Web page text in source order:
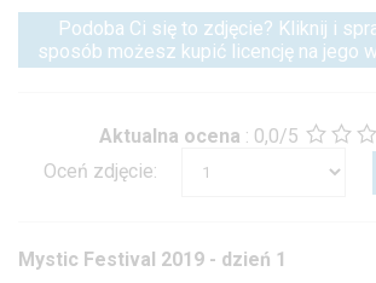
Podoba Ci się to zdjęcie? Kliknij i
sposób możesz kupić licencję na jego
Aktualna ocena : 0,0/5
Oceń zdjęcie:
Mystic Festival 2019 - dzień 1